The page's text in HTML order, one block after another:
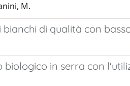
M.
di qualità con
biologico in serra con